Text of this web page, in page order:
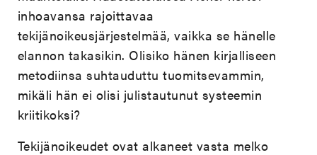
inhoavansa rajoittavaa
tekijänoikeusjärjestelmää, vaikka se hänelle
elannon takasikin. Olisiko hänen kirjalliseen
metodiinsa suhtauduttu tuomitsevammin,
mikäli hän ei olisi julistautunut systeemin
kriitikoksi?
Tekijänoikeudet ovat alkaneet vasta melko